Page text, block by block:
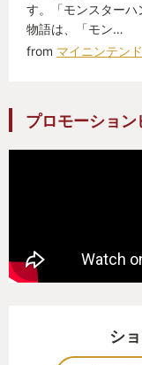
す。「モンスター
物語は、「モン…
from マイニンテン
プロモーション
シ